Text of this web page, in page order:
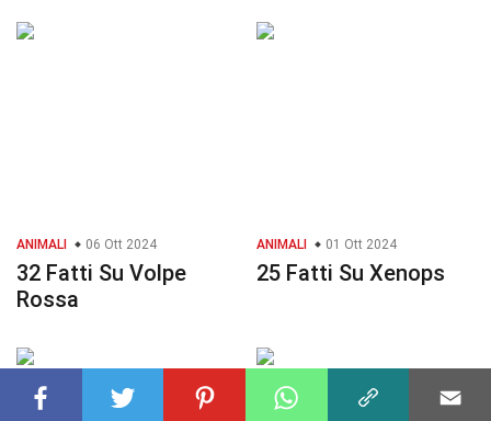
ANIMALI 06 Ott 2024
32 Fatti Su Volpe
Rossa
ANIMALI 01 Ott 2024
25 Fatti Su Xenops